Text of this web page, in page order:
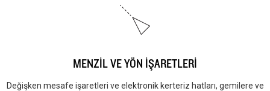
MENZİL VE YÖN İŞARETLERİ
Değişken mesafe işaretleri ve elektronik kerteriz hatları, gemilere ve